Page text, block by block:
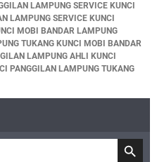
LAMPUNG SERVICE KUNCI
LAMPUNG SERVICE KUNCI
MOBI BANDAR LAMPUNG
TUKANG KUNCI MOBI BANDAR
LAMPUNG AHLI KUNCI
PANGGILAN LAMPUNG TUKANG